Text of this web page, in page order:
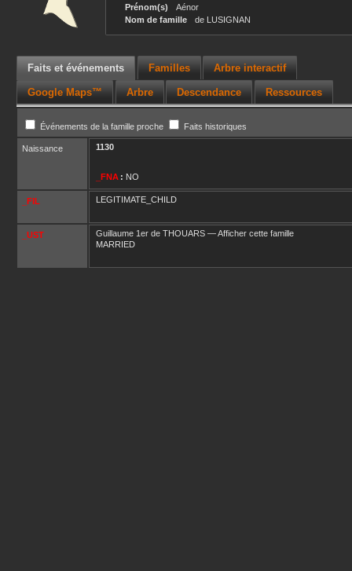
Prénom(s)
Aénor
Nom de famille
de LUSIGNAN
Faits et événements Familles Arbre interactif
Google Maps™ Arbre Descendance Ressources
Événements de la famille proche Faits historiques
Naissance 1130
_FNA : NO
_FIL LEGITIMATE_CHILD
_UST Guillaume 1er de THOUARS —Afficher cette famille
MARRIED